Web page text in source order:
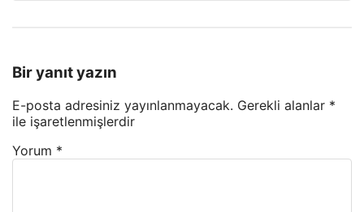
Bir yanıt yazın
E-posta adresiniz yayınlanmayacak. Gerekli alanlar *
ile işaretlenmişlerdir
Yorum *